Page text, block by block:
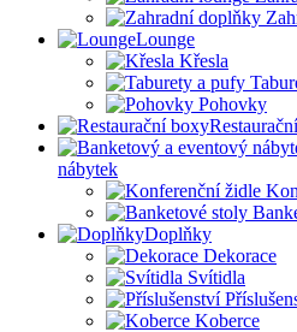
Lounge
Křesla
Pohovky
nábytek
Doplňky
Dekorace
Svítidla
Koberce